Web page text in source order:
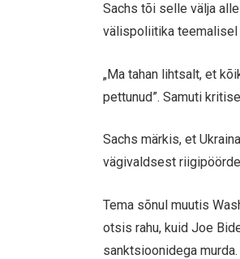
Sachs tõi selle välja
välispoliitika teemalisel
„Ma tahan lihtsalt, et
pettunud”. Samuti
Sachs märkis, et
vägivaldsest
Tema sõnul muutis
otsis rahu, kuid Joe
sanktsioonidega murda.